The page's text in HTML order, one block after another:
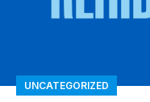
UNCATEGORIZED